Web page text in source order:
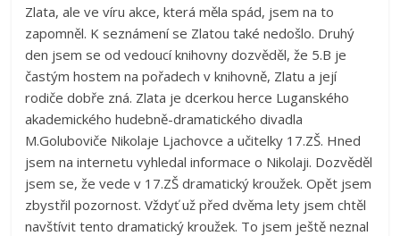
Zlata, ale ve víru akce, která měla spád, jsem na to
zapomněl. K seznámení se Zlatou také nedošlo. Druhý
den jsem se od vedoucí knihovny dozvěděl, že 5.B je
častým hostem na pořadech v knihovně, Zlatu a její
rodiče dobře zná. Zlata je dcerkou herce Luganského
akademického hudebně-dramatického divadla
M.Goluboviče Nikolaje Ljachovce a učitelky 17.ZŠ. Hned
jsem na internetu vyhledal informace o Nikolaji. Dozvěděl
jsem se, že vede v 17.ZŠ dramatický kroužek. Opět jsem
zbystřil pozornost. Vždyť už před dvěma lety jsem chtěl
navštívit tento dramatický kroužek. To jsem ještě neznal